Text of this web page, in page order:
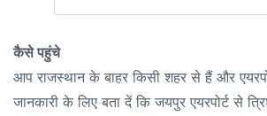
कैसे पहुंचे
आप राजस्थान के बाहर किसी शहर से हैं और
जानकारी के लिए बता दें कि जयपुर एयरपोर्ट से